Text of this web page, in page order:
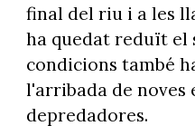
final del riu i a les
ha quedat reduït el
condicions també
l'arribada de noves
depredadores.